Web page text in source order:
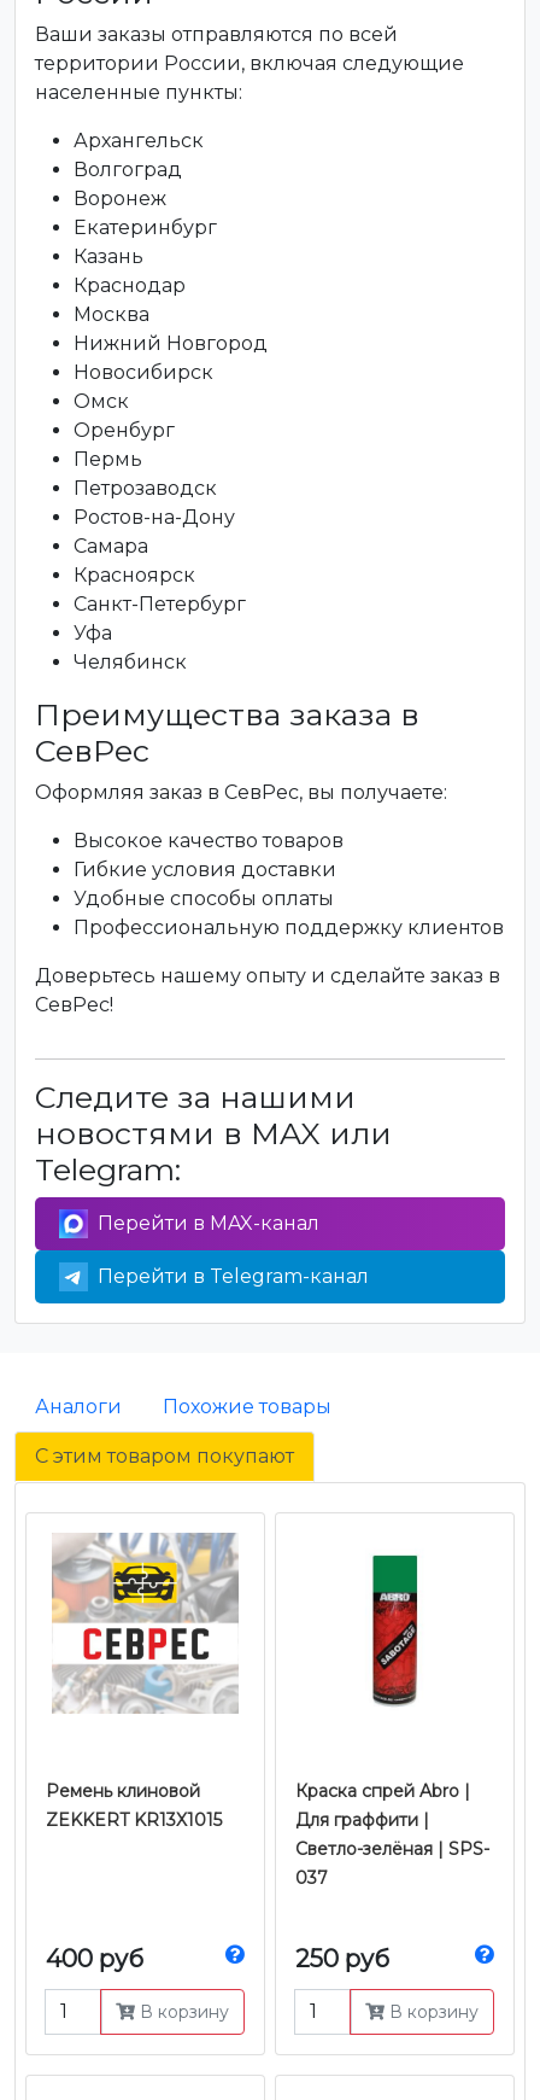
Ваши заказы отправляются по всей
территории России, включая следующие
населенные пункты:
Архангельск
Волгоград
Воронеж
Екатеринбург
Казань
Краснодар
Москва
Нижний Новгород
Новосибирск
Омск
Оренбург
Пермь
Петрозаводск
Ростов-на-Дону
Самара
Красноярск
Санкт-Петербург
Уфа
Челябинск
Преимущества заказа в
СевРес
Оформляя заказ в СевРес, вы получаете:
Высокое качество товаров
Гибкие условия доставки
Удобные способы оплаты
Профессиональную поддержку клиентов
Доверьтесь нашему опыту и сделайте заказ в
СевРес!
Следите за нашими
новостями в MAX или
Telegram:
Перейти в MAX-канал
Перейти в Telegram-канал
Аналоги Похожие товары
С этим товаром покупают
Ремень клиновой
ZEKKERT KR13X1015
400 руб
В корзину
Краска спрей Abro |
Для граффити |
Светло-зелёная | SPS-
037
250 руб
В корзину